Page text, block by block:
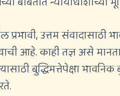
प्रभावी, उत्तम संवादासाठी
आहे. काही तज्ञ असे
बुद्धिमत्तेपेक्षा भावनिक